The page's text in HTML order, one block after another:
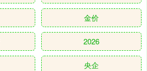
金价
2026
央企